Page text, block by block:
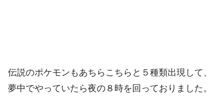
伝説のポケモンもあちらこちらと５種類出現して、
夢中でやっていたら夜の８時を回っておりました。